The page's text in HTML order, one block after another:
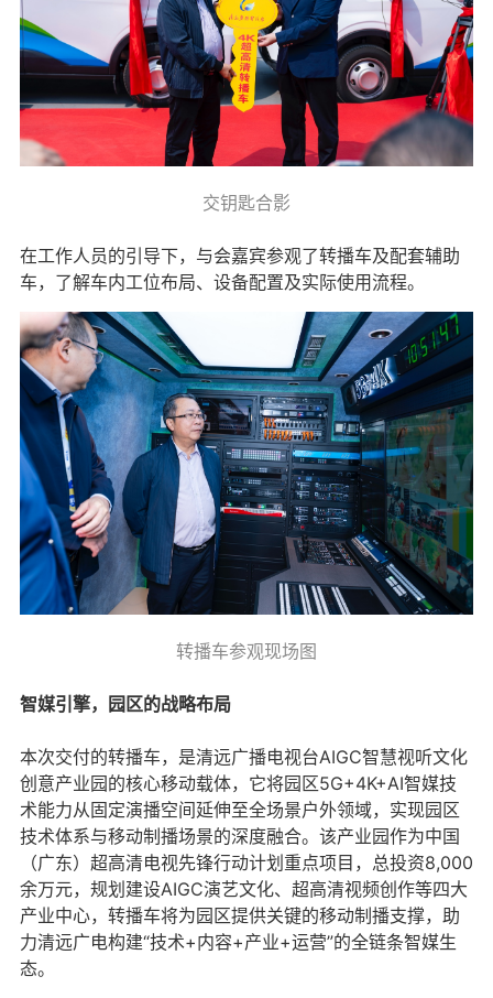
交钥匙合影
在工作人员的引导下，与会嘉宾参观了转播车及配套辅助
车，了解车内工位布局、设备配置及实际使用流程。
转播车参观现场图
智媒引擎，园区的战略布局
本次交付的转播车，是清远广播电视台AIGC智慧视听文化
创意产业园的核心移动载体，它将园区5G+4K+AI智媒技
术能力从固定演播空间延伸至全场景户外领域，实现园区
技术体系与移动制播场景的深度融合。该产业园作为中国
（广东）超高清电视先锋行动计划重点项目，总投资8,000
余万元，规划建设AIGC演艺文化、超高清视频创作等四大
产业中心，转播车将为园区提供关键的移动制播支撑，助
力清远广电构建“技术+内容+产业+运营”的全链条智媒生
态。